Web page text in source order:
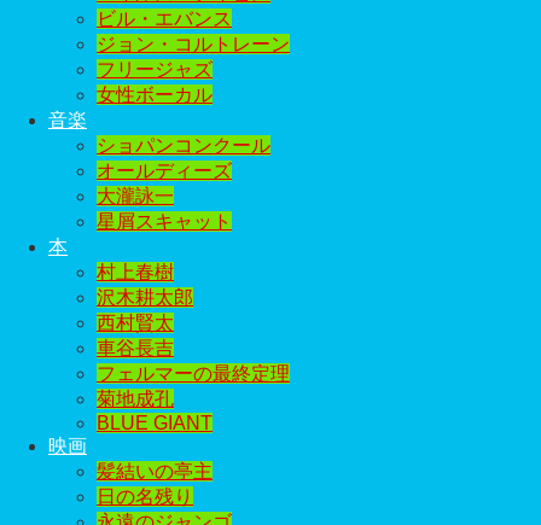
ビル・エバンス
ジョン・コルトレーン
フリージャズ
女性ボーカル
音楽
ショパンコンクール
オールディーズ
大瀧詠一
星屑スキャット
本
村上春樹
沢木耕太郎
西村賢太
車谷長吉
フェルマーの最終定理
菊地成孔
BLUE GIANT
映画
髪結いの亭主
日の名残り